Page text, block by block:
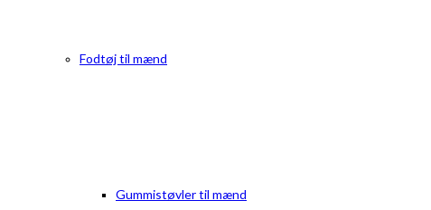
Fodtøj til mænd
Gummistøvler til mænd